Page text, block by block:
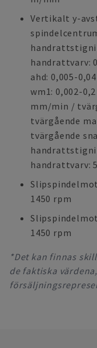
Vertikalt y-
handrattvarv:
ahd: 0,005-
wm1: 0,002-
mm/min /
tvärgående
tvärgående
handrattvarv:
1450 rpm
1450 rpm
*Det kan finnas
de faktiska